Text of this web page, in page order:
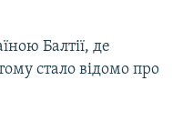
Балтії, де
стало відомо про